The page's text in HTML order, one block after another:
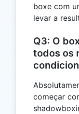
boxe com
levar a
Q3: O
todos os
começar